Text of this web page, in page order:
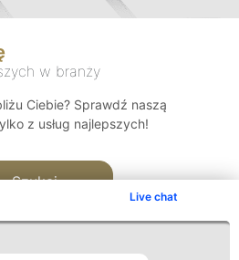
Live chat
w branży
Ciebie? Sprawdź naszą
z usług najlepszych!
Szukaj